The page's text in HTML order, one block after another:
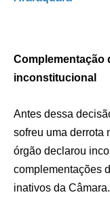
Complementação
inconstitucional
Antes dessa
sofreu uma derrota
órgão declarou
complementações
inativos da Câmara.